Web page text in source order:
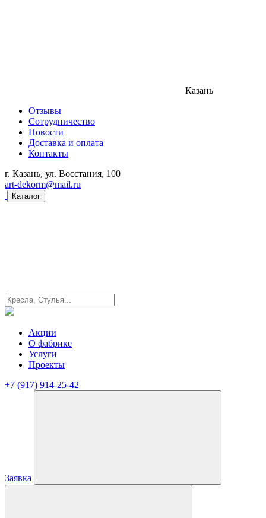
Казань
Отзывы
Сотрудничество
Новости
Доставка и оплата
Контакты
г. Казань, ул. Восстания, 100
art-dekorm@mail.ru
Каталог
Акции
О фабрике
Услуги
Проекты
+7 (917) 914-25-42
Заявка